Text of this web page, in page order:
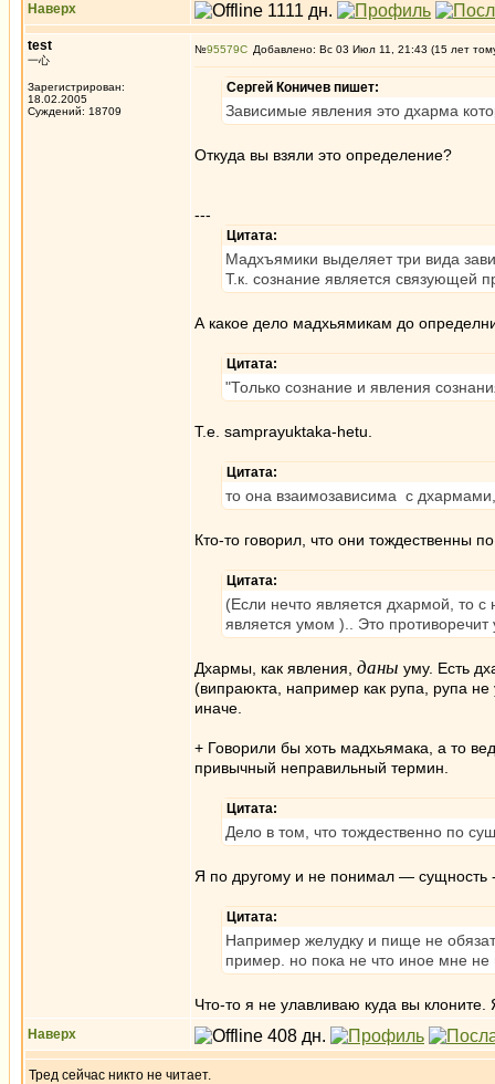
Наверх
test
一心
Зарегистрирован:
18.02.2005
Суждений: 18709
№95579 Добавлено: Вс 03 Июл 11, 21:43 (15 лет
Сергей Коничев пишет:
Зависимые явления это дхарма
Откуда вы взяли это определение?
---
Цитата:
Мадхъямики выделяет три вида
Т.к. сознание является связующей
А какое дело мадхьямикам до
Цитата:
"Только сознание и явления
Т.е. samprayuktaka-hetu.
Цитата:
то она взаимозависима с
Кто-то говорил, что они тождественны
Цитата:
(Если нечто является дхармой, то
является умом ).. Это
Дхармы, как явления, даны уму. Есть
(випраюкта, например как рупа, рупа
иначе.
+ Говорили бы хоть мадхьямака, а то
привычный неправильный термин.
Цитата:
Дело в том, что тождественно по
Я по другому и не понимал — сущность
Цитата:
Например желудку и пище не
пример. но пока не что иное мне
Что-то я не улавливаю куда вы
Наверх
Тред сейчас никто не читает.